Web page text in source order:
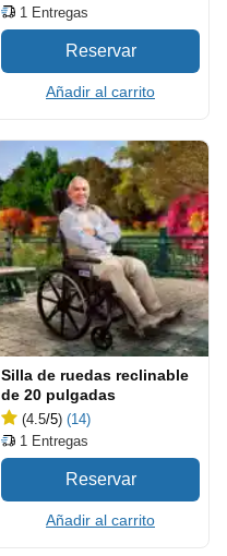
1 Entregas
Añadir al carrito
Silla de ruedas reclinable
de 20 pulgadas
(4.5/5) (14)
1 Entregas
Añadir al carrito